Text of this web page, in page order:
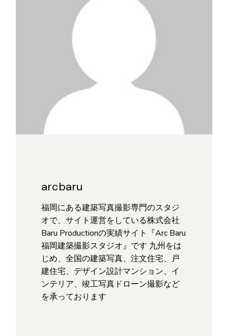
arcbaru
福岡にある建築写真撮影専門のスタジ
オで、サイト運営をしている株式会社
Baru Productionの実績サイト『Arc Baru
福岡建築撮影スタジオ』です 九州をは
じめ、全国の建築写真、注文住宅、戸
建住宅、デザイン設計マンション、イ
ンテリア、竣工写真ドローン撮影など
を承っております